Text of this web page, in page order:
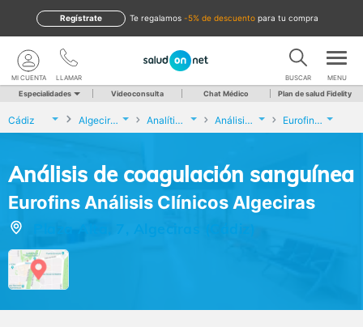
te regalamos -5% de descuento para tu compra
Regístrate
LLAMAR
MI CUENTA BUSCAR MENU
Especialidades Videoconsulta Chat Médico Plan de salud Fidelity
Cádiz Algeciras Analíticas y Genética Análisis de coagulación sanguínea Eurofins Análisis Clínicos Algeciras
Análisis de coagulación sanguínea
Eurofins Análisis Clínicos Algeciras
Plaza Alta, 7, Algeciras (Cádiz)